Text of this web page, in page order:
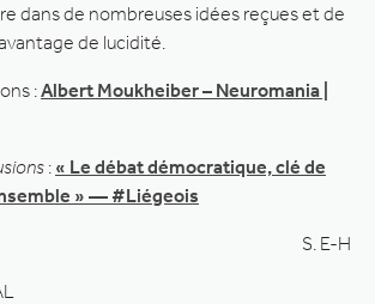
dans de nombreuses idées reçues et de
de lucidité.
:Albert Moukheiber – Neuromania |
: « Le débat démocratique, clé de
» — #Liégeois
S. E-H